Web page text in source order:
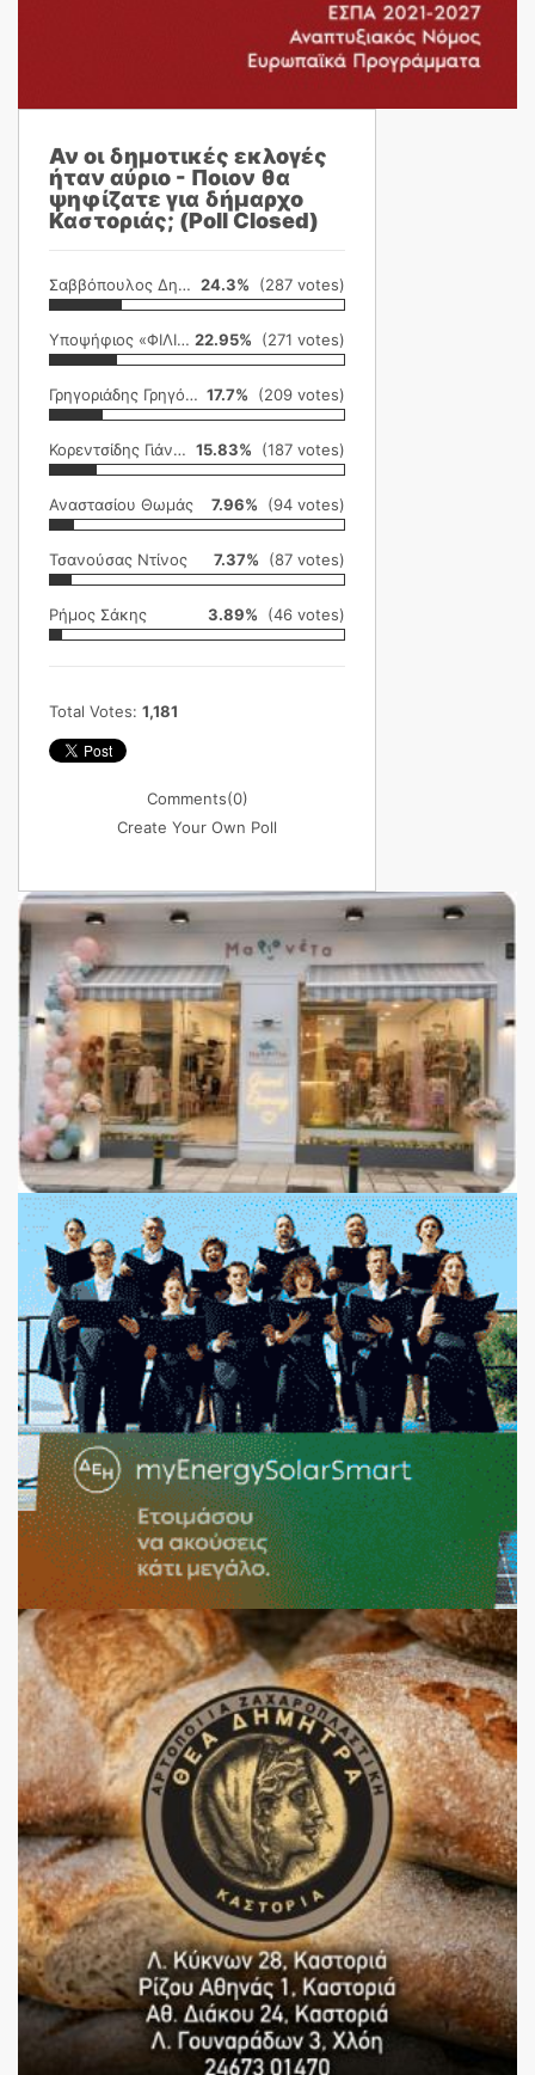
Αν οι δημοτικές εκλογές
ήταν αύριο - Ποιον θα
ψηφίζατε για δήμαρχο
Καστοριάς; (Poll Closed)
Σαββόπουλος Δημήτρης 24.3% (287 votes)
Υποψήφιος «ΦΙΛΙΚΗ ΕΤΑΙΡΕΙΑ» 22.95% (271 votes)
Γρηγοριάδης Γρηγόρης 17.7% (209 votes)
Κορεντσίδης Γιάννης 15.83% (187 votes)
Αναστασίου Θωμάς 7.96% (94 votes)
Τσανούσας Ντίνος 7.37% (87 votes)
Ρήμος Σάκης 3.89% (46 votes)
Total Votes: 1,181
Comments(0)
Create Your Own Poll